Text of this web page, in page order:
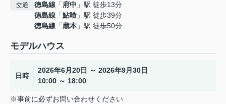
交通 徳島線 「府中 」駅 徒歩13分
徳島線 「鮎喰 」駅 徒歩39分
徳島線 「蔵本 」駅 徒歩50分
モデルハウス
日時
2026年6月20日 ～ 2026年9月30日
10:00 ～ 18:00
※事前に必ずお問い合わせください